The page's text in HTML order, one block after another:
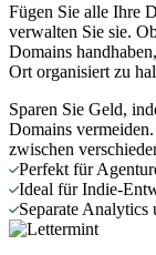
Fügen Sie alle Ihre
verwalten Sie sie.
Domains
Ort organisiert zu
Sparen Sie Geld,
Domains
zwischen
Perfekt für
Ideal für Indie-
Separate